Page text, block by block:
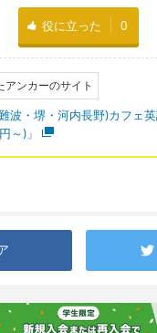
役に立った 0
アンカーのサイト
難波・堺・河内長野)カフェ
～)」